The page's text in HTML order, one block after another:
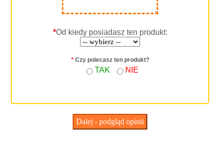
*Od kiedy posiadasz ten produkt:
*Czy polecasz ten produkt?
TAK NIE